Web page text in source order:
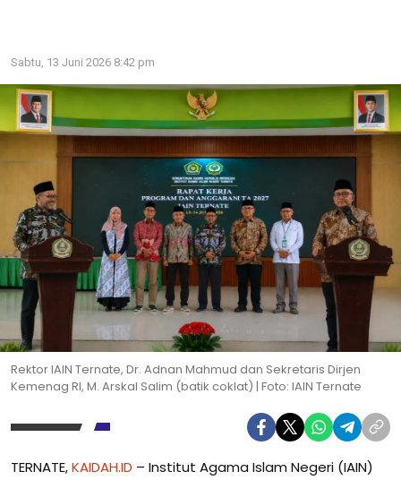
Sabtu, 13 Juni 2026 8:42 pm
Rektor IAIN Ternate, Dr. Adnan Mahmud dan Sekretaris Dirjen
Kemenag RI, M. Arskal Salim (batik coklat) | Foto: IAIN Ternate
TERNATE,KAIDAH.ID – Institut Agama Islam Negeri (IAIN)